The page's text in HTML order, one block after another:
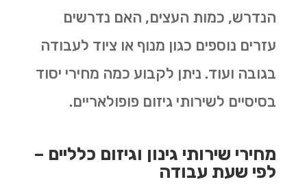
הנדרש, כמות העצים, האם נדרשים
עזרים נוספים כגון מנוף או ציוד לעבודה
בגובה ועוד. ניתן לקבוע כמה מחירי יסוד
בסיסיים לשירותי גיזום פופולאריים.
מחירי שירותי גינון וגיזום כלליים –
לפי שעת עבודה